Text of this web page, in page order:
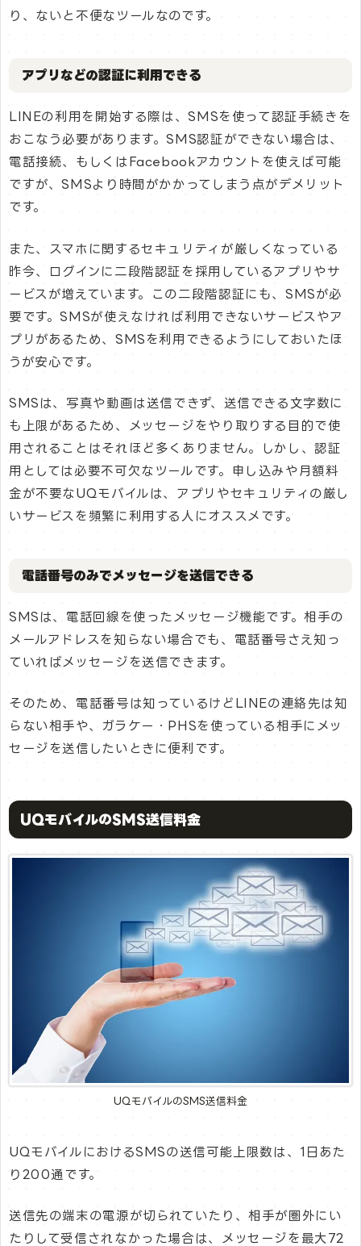
り、ないと不便なツールなのです。
アプリなどの認証に利用できる
LINEの利用を開始する際は、SMSを使って認証手続きを
おこなう必要があります。SMS認証ができない場合は、
電話接続、もしくはFacebookアカウントを使えば可能
ですが、SMSより時間がかかってしまう点がデメリット
です。
また、スマホに関するセキュリティが厳しくなっている
昨今、ログインに二段階認証を採用しているアプリやサ
ービスが増えています。この二段階認証にも、SMSが必
要です。SMSが使えなければ利用できないサービスやア
プリがあるため、SMSを利用できるようにしておいたほ
うが安心です。
SMSは、写真や動画は送信できず、送信できる文字数に
も上限があるため、メッセージをやり取りする目的で使
用されることはそれほど多くありません。しかし、認証
用としては必要不可欠なツールです。申し込みや月額料
金が不要なUQモバイルは、アプリやセキュリティの厳し
いサービスを頻繁に利用する人にオススメです。
電話番号のみでメッセージを送信できる
SMSは、電話回線を使ったメッセージ機能です。相手の
メールアドレスを知らない場合でも、電話番号さえ知っ
ていればメッセージを送信できます。
そのため、電話番号は知っているけどLINEの連絡先は知
らない相手や、ガラケー・PHSを使っている相手にメッ
セージを送信したいときに便利です。
UQモバイルのSMS送信料金
UQモバイルのSMS送信料金
UQモバイルにおけるSMSの送信可能上限数は、1日あた
り200通です。
送信先の端末の電源が切られていたり、相手が圏外にい
たりして受信されなかった場合は、メッセージを最大72